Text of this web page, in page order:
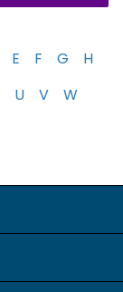
E F G
H
U V
W